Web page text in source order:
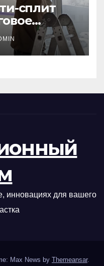
сплит
инновациях для вашего
Max News by Themeansar.